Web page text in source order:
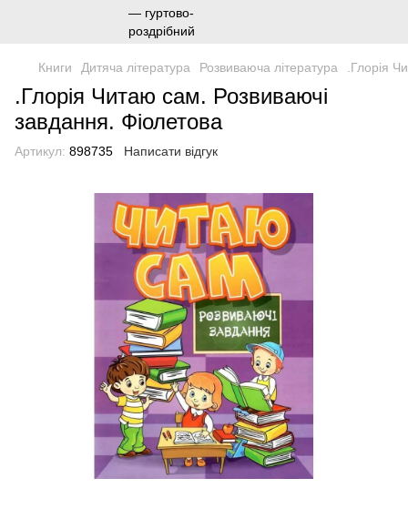
Книги Дитяча література Розвиваюча література .Глорія
.Глорія Читаю сам. Розвиваючі
завдання. Фіолетова
Артикул: 898735 Написати відгук